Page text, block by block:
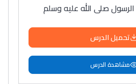
صلى الله عليه وسلم
تحميل الدرس
مشاهدة الدرس